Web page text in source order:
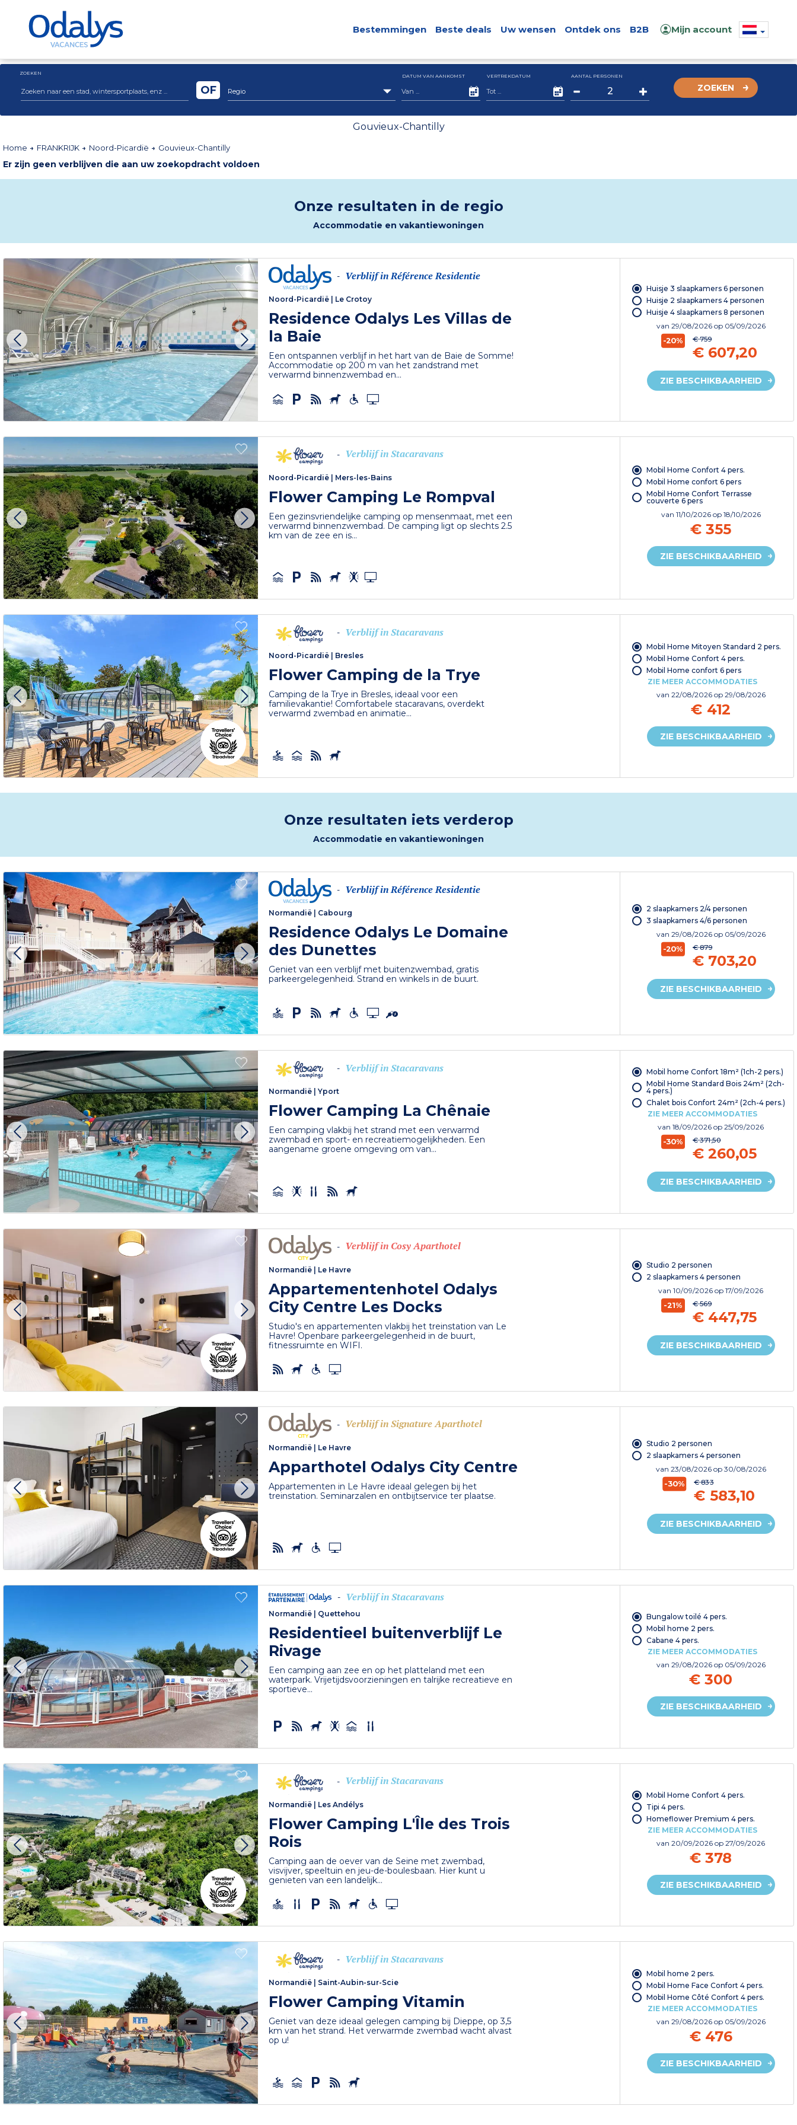
Bestemmingen Beste deals Uw wensen Ontdek ons B2B Mijn account
ZOEKEN
Regio
OF
DATUM VAN AANKOMST VERTREKDATUM AANTAL PERSONEN
ZOEKEN
Gouvieux-Chantilly
Home FRANKRIJK Noord-Picardië Gouvieux-Chantilly
Er zijn geen verblijven die aan uw zoekopdracht voldoen
Onze resultaten in de regio
Accommodatie en vakantiewoningen
- Verblijf in Référence Residentie
Noord-Picardië Le Crotoy
Residence Odalys Les Villas de
la Baie
Een ontspannen verblijf in het hart van de Baie de Somme!
Accommodatie op 200 m van het zandstrand met
verwarmd binnenzwembad en...
Huisje 3 slaapkamers 6 personen
Huisje 2 slaapkamers 4 personen
Huisje 4 slaapkamers 8 personen
van 29/08/2026 op 05/09/2026
-20% € 759
€ 607,20
ZIE BESCHIKBAARHEID
- Verblijf in Stacaravans
Noord-Picardië | Mers-les-Bains
Flower Camping Le Rompval
Een gezinsvriendelijke camping op mensenmaat, met een
verwarmd binnenzwembad. De camping ligt op slechts 2.5
km van de zee en is...
Mobil Home Confort 4 pers.
Mobil Home confort 6 pers
Mobil Home Confort Terrasse
couverte 6 pers
van 11/10/2026 op 18/10/2026
€ 355
ZIE BESCHIKBAARHEID
- Verblijf in Stacaravans
Noord-Picardië Bresles
Flower Camping de la Trye
Camping de la Trye in Bresles, ideaal voor een
familievakantie! Comfortabele stacaravans, overdekt
verwarmd zwembad en animatie...
Mobil Home Mitoyen Standard 2 pers.
Mobil Home Confort 4 pers.
Mobil Home confort 6 pers
ZIE MEER ACCOMMODATIES
van 22/08/2026 op 29/08/2026
€ 412
ZIE BESCHIKBAARHEID
Onze resultaten iets verderop
Accommodatie en vakantiewoningen
- Verblijf in Référence Residentie
Normandië Cabourg
Residence Odalys Le Domaine
des Dunettes
Geniet van een verblijf met buitenzwembad, gratis
parkeergelegenheid. Strand en winkels in de buurt.
2 slaapkamers 2/4 personen
3 slaapkamers 4/6 personen
van 29/08/2026 op 05/09/2026
-20% € 879
€ 703,20
ZIE BESCHIKBAARHEID
- Verblijf in Stacaravans
Normandië |Yport
Flower Camping La Chênaie
Een camping vlakbij het strand met een verwarmd
zwembad en sport- en recreatiemogelijkheden. Een
aangename groene omgeving om van...
Mobil home Confort 18m² (1ch-2 pers.)
Mobil Home Standard Bois 24m² (2ch-
4 pers.)
Chalet bois Confort 24m² (2ch-4 pers.)
ZIE MEER ACCOMMODATIES
van18/09/2026op 25/09/2026
-30% € 371,50
€ 260,05
ZIE BESCHIKBAARHEID
- Verblijf in Cosy Aparthotel
Normandië | Le Havre
Appartementenhotel Odalys
City Centre Les Docks
Studio's en appartementen vlakbij het treinstation van Le
Havre! Openbare parkeergelegenheid in de buurt,
fitnessruimte en WIFI.
Studio 2 personen
2 slaapkamers 4 personen
van10/09/2026op 17/09/2026
-21% € 569
€ 447,75
ZIE BESCHIKBAARHEID
- Verblijf in Signature Aparthotel
Normandië Le Havre
Apparthotel Odalys City Centre
Appartementen in Le Havre ideaal gelegen bij het
treinstation. Seminarzalen en ontbijtservice ter plaatse.
Studio 2 personen
2 slaapkamers 4 personen
van 23/08/2026 op 30/08/2026
-30% € 833
€ 583,10
ZIE BESCHIKBAARHEID
- Verblijf in Stacaravans
Normandië Quettehou
Residentieel buitenverblijf Le
Rivage
Een camping aan zee en op het platteland met een
waterpark. Vrijetijdsvoorzieningen en talrijke recreatieve en
sportieve...
Bungalow toilé 4 pers.
Mobil home 2 pers.
Cabane 4 pers.
ZIE MEER ACCOMMODATIES
van 29/08/2026 op 05/09/2026
€ 300
ZIE BESCHIKBAARHEID
- Verblijf in Stacaravans
Normandië Les Andélys
Flower Camping L'Île des Trois
Rois
Camping aan de oever van de Seine met zwembad,
visvijver, speeltuin en jeu-de-boulesbaan. Hier kunt u
genieten van een landelijk...
Mobil Home Confort 4 pers.
Tipi 4 pers.
Homeflower Premium 4 pers.
ZIE MEER ACCOMMODATIES
van20/09/2026op 27/09/2026
€ 378
ZIE BESCHIKBAARHEID
- Verblijf in Stacaravans
Normandië Saint-Aubin-sur-Scie
Flower Camping Vitamin
Geniet van deze ideaal gelegen camping bij Dieppe, op 3,5
km van het strand. Het verwarmde zwembad wacht alvast
op u!
Mobil home 2 pers.
Mobil Home Face Confort 4 pers.
Mobil Home Côté Confort 4 pers.
ZIE MEER ACCOMMODATIES
van 29/08/2026 op 05/09/2026
€ 476
ZIE BESCHIKBAARHEID